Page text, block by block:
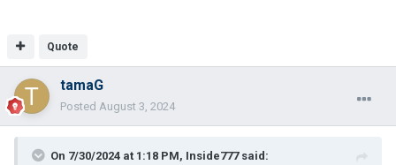
Quote
tamaG
Posted August 3, 2024
On 7/30/2024 at 1:18 PM, Inside777said: